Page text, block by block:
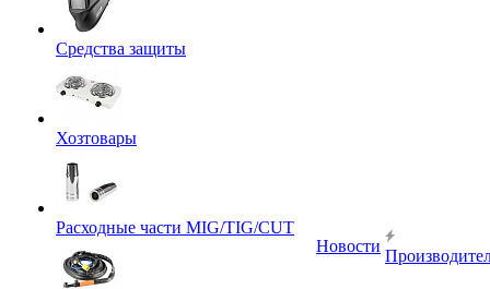
Средства защиты
Хозтовары
Расходные части MIG/TIG/CUT
Новости